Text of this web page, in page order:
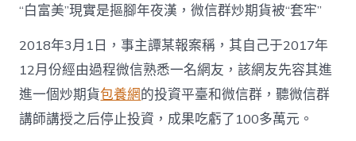
“白富美”現實是摳腳年夜漢，微信群炒期貨被“套牢”
2018年3月1日，事主譚某報案稱，其自己于2017年
12月份經由過程微信熟悉一名網友，該網友先容其進
進一個炒期貨包養網的投資平臺和微信群，聽微信群
講師講授之后停止投資，成果吃虧了100多萬元。